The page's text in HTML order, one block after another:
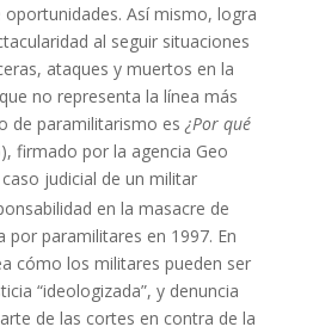
Así mismo, logra
al seguir situaciones
ataques y muertos en la
no representa la línea más
de paramilitarismo es ¿Por qué
firmado por la agencia Geo
judicial de un militar
en la masacre de
por paramilitares en 1997. En
cómo los militares pueden ser
“ideologizada”, y denuncia
de las cortes en contra de la